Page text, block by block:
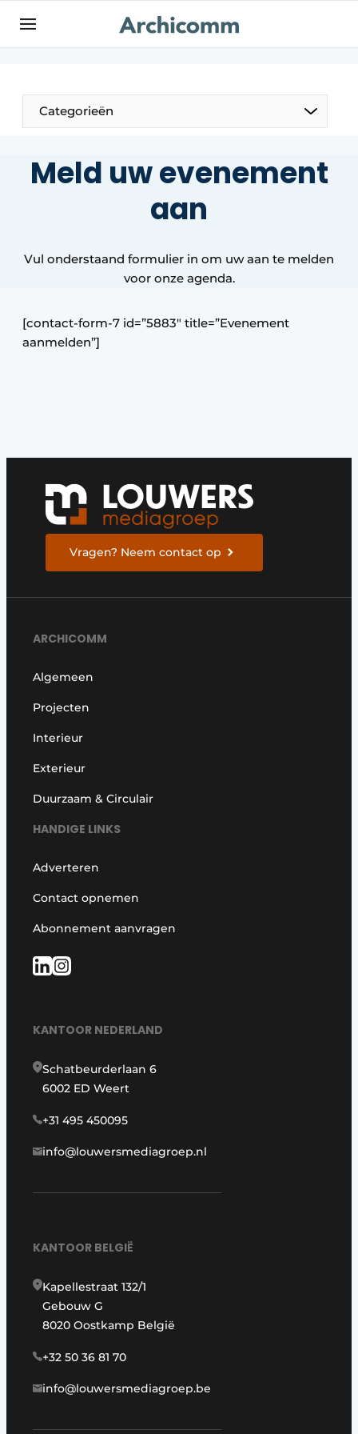
NL be-FR
Categorieën
Meld uw evenement
aan
Vul onderstaand formulier in om uw aan te melden
voor onze agenda.
[contact-form-7 id=”5883″ title=”Evenement
aanmelden”]
Vragen? Neem contact op
ARCHICOMM
Algemeen
Projecten
Interieur
Exterieur
Duurzaam & Circulair
HANDIGE LINKS
Adverteren
Contact opnemen
Abonnement aanvragen
KANTOOR NEDERLAND
Schatbeurderlaan 6
6002 ED Weert
+31 495 450095
info@louwersmediagroep.nl
KANTOOR BELGIË
Kapellestraat 132/1
Gebouw G
8020 Oostkamp België
+32 50 36 81 70
info@louwersmediagroep.be